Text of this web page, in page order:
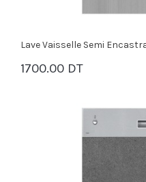
Lave Vaisselle Semi
1700.00 DT
PANIER